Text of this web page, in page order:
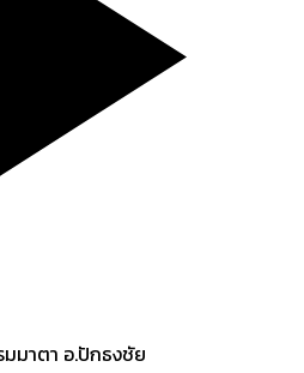
มาตา อ.ปักธงชัย